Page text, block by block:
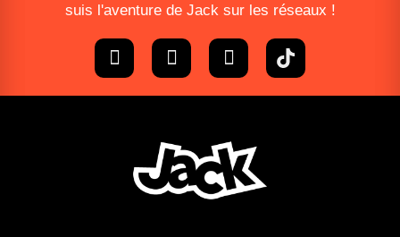
suis l'aventure de Jack sur les réseaux !